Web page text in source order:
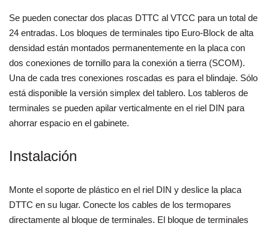
Se pueden conectar dos placas DTTC al VTCC para un total de
24 entradas. Los bloques de terminales tipo Euro-Block de alta
densidad están montados permanentemente en la placa con
dos conexiones de tornillo para la conexión a tierra (SCOM).
Una de cada tres conexiones roscadas es para el blindaje. Sólo
está disponible la versión simplex del tablero. Los tableros de
terminales se pueden apilar verticalmente en el riel DIN para
ahorrar espacio en el gabinete.
Instalación
Monte el soporte de plástico en el riel DIN y deslice la placa
DTTC en su lugar. Conecte los cables de los termopares
directamente al bloque de terminales. El bloque de terminales